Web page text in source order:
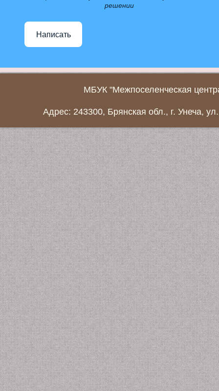
решении
Написать
МБУК "Межпоселенческая
Адрес: 243300, Брянская обл., г. Унеча,